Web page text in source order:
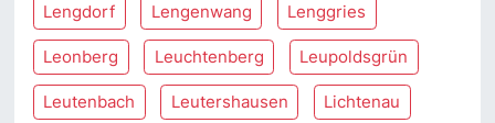
Lengdorf Lengenwang Lenggries
Leonberg Leuchtenberg Leupoldsgrün
Leutenbach Leutershausen Lichtenau